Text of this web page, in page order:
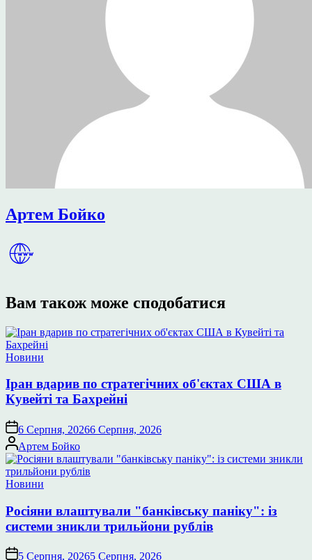
Артем Бойко
Вам також може сподобатися
Опублікувати
Новини
Іран вдарив по стратегічних об'єктах США в
Кувейті та Бахрейні
6 Серпня, 20266 Серпня, 2026
Опубліковано
Артем Бойко
Опублікувати
Новини
Росіяни влаштували "банківську паніку": із
системи зникли трильйони рублів
5 Серпня, 20265 Серпня, 2026